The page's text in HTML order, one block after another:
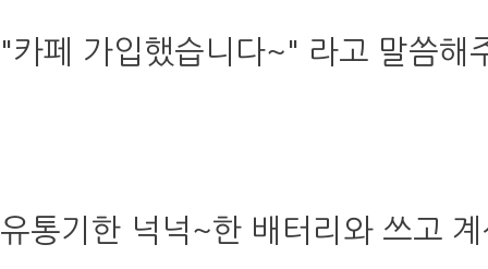
"카페 가입했습니다~" 라고 말씀
유통기한 넉넉~한 배터리와 쓰고